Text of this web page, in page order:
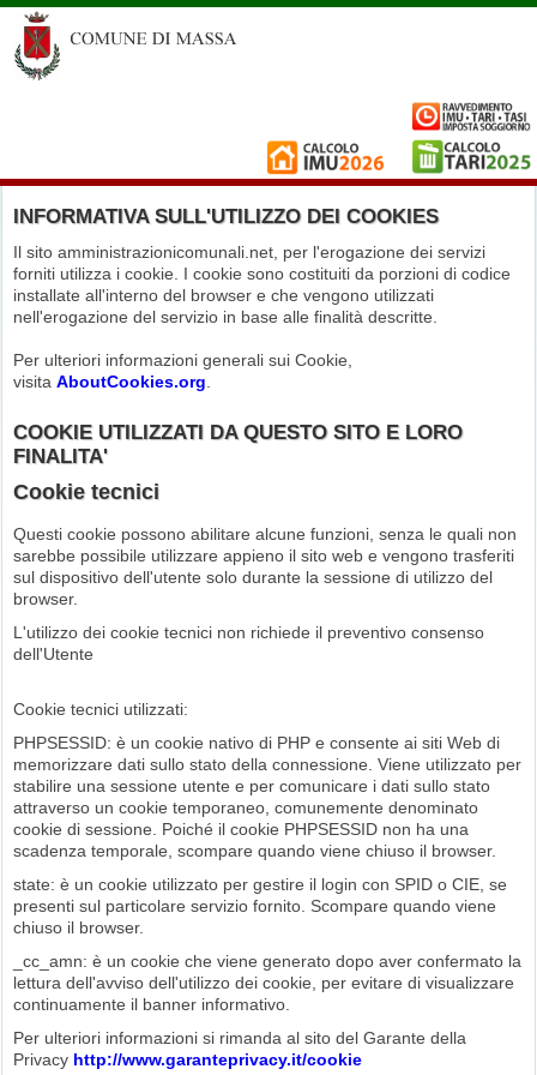
INFORMATIVA SULL'UTILIZZO DEI COOKIES
Il sito amministrazionicomunali.net, per l'erogazione dei servizi
forniti utilizza i cookie. I cookie sono costituiti da porzioni di codice
installate all'interno del browser e che vengono utilizzati
nell'erogazione del servizio in base alle finalità descritte.
Per ulteriori informazioni generali sui Cookie,
visita AboutCookies.org
COOKIE UTILIZZATI DA QUESTO SITO E LORO
FINALITA'
Cookie tecnici
Questi cookie possono abilitare alcune funzioni, senza le quali non
sarebbe possibile utilizzare appieno il sito web e vengono trasferiti
sul dispositivo dell'utente solo durante la sessione di utilizzo del
browser.
L'utilizzo dei cookie tecnici non richiede il preventivo consenso
dell'Utente
Cookie tecnici utilizzati:
PHPSESSID: è un cookie nativo di PHP e consente ai siti Web di
memorizzare dati sullo stato della connessione. Viene utilizzato per
stabilire una sessione utente e per comunicare i dati sullo stato
attraverso un cookie temporaneo, comunemente denominato
cookie di sessione. Poiché il cookie PHPSESSID non ha una
scadenza temporale, scompare quando viene chiuso il browser.
state: è un cookie utilizzato per gestire il login con SPID o CIE, se
presenti sul particolare servizio fornito. Scompare quando viene
chiuso il browser.
_cc_amn: è un cookie che viene generato dopo aver confermato la
lettura dell'avviso dell'utilizzo dei cookie, per evitare di visualizzare
continuamente il banner informativo.
Per ulteriori informazioni si rimanda al sito del Garante della
Privacy http://www.garanteprivacy.it/cookie